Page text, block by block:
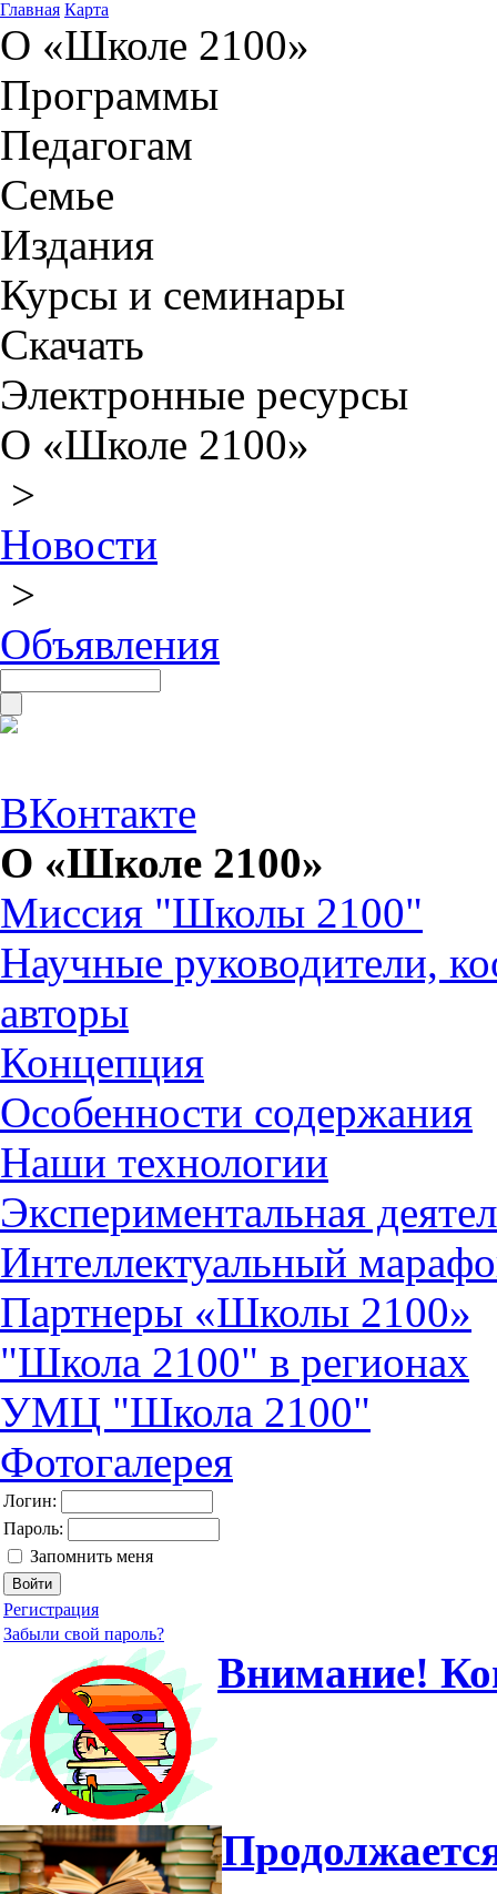
Главная Карта
О «Школе 2100»
Программы
Педагогам
Семье
Издания
Курсы и семинары
Скачать
Электронные ресурсы
О «Школе 2100»
>
Новости
>
Объявления
ВКонтакте
О «Школе 2100»
Миссия "Школы 2100"
Научные руководители,
авторы
Концепция
Особенности содержания
Наши технологии
Экспериментальная
Интеллектуальный
Партнеры «Школы 2100»
"Школа 2100" в регионах
УМЦ "Школа 2100"
Фотогалерея
Логин:
Пароль:
Запомнить меня
Регистрация
Забыли свой пароль?
Внимание!